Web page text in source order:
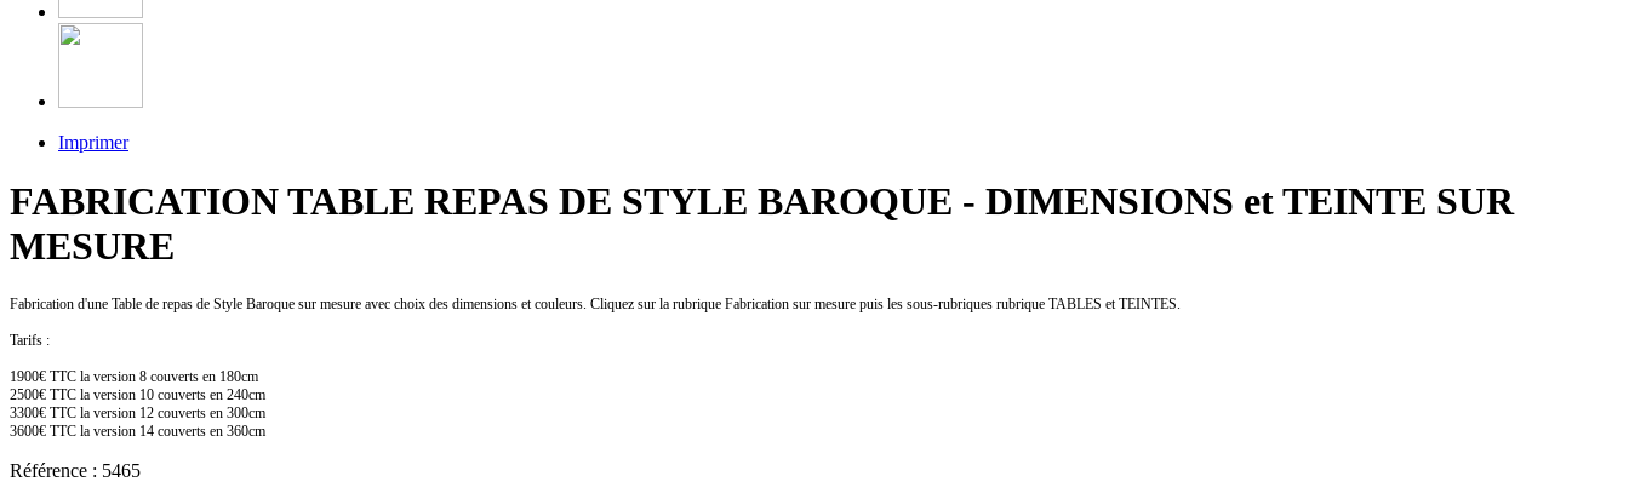
Imprimer
FABRICATION TABLE REPAS DE STYLE BAROQUE - DIMENSIONS et TEINTE SUR
MESURE
Fabrication d'une Table de repas de Style Baroque sur mesure avec choix des dimensions et couleurs. Cliquez sur la rubrique Fabrication sur mesure puis les sous-rubriques rubrique TABLES et TEINTES.
Tarifs :
1900€ TTC la version 8 couverts en 180cm
2500€ TTC la version 10 couverts en 240cm
3300€ TTC la version 12 couverts en 300cm
3600€ TTC la version 14 couverts en 360cm
Référence : 5465